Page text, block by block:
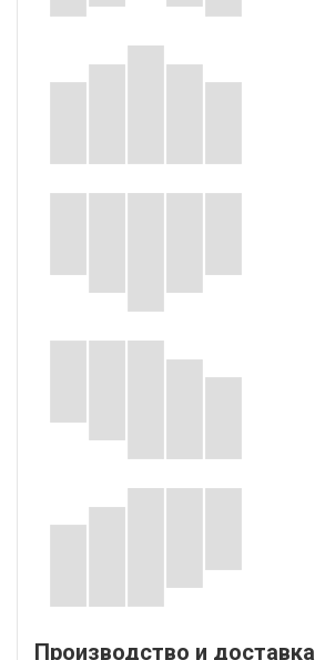
Производство и доставка